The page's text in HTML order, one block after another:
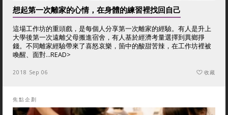
想起第一次離家的心情，在身體的練習裡找回自己
這場工作坊的重頭戲，是每個人分享第一次離家的經驗。有人是升上
大學後第一次遠離父母搬進宿舍，有人基於經濟考量選擇到異鄉掙
錢。不同離家經驗帶來了喜怒哀樂，箇中的酸甜苦辣，在工作坊裡被
喚醒、面對...READ>
2018 Sep 06 收藏
焦點企劃